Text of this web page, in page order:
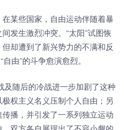
某些国家，自由运动伴随着暴
发生激烈冲突。“太阳”试图恢
却遭到了新兴势力的不满和反
由”的斗争愈演愈烈。
及随后的冷战进一步加剧了这种
权主义名义压制个人自由；另
播，并引发了一系列独立运动